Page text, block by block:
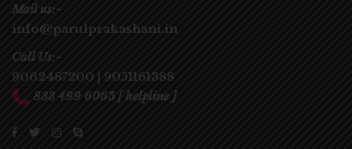
Mail us:-
info@parulprakashani.in
Call Us:-
9062487200 | 9051161388
833 499 6065 [ helpline ]